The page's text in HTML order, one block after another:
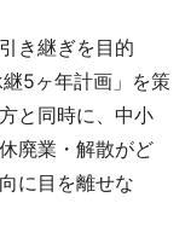
き継ぎを目的
5ヶ年計画」を策
と同時に、中小
廃業・解散がど
に目を離せな